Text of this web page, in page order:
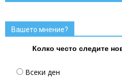
Вашето мнение?
Колко често следите
Всеки ден